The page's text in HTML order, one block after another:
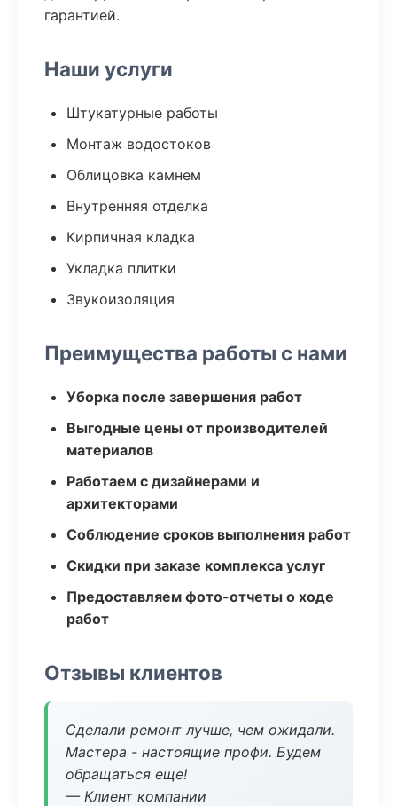
гарантией.
Наши услуги
Штукатурные работы
Монтаж водостоков
Облицовка камнем
Внутренняя отделка
Кирпичная кладка
Укладка плитки
Звукоизоляция
Преимущества работы с нами
Уборка после завершения работ
Выгодные цены от производителей
материалов
Работаем с дизайнерами и
архитекторами
Соблюдение сроков выполнения работ
Скидки при заказе комплекса услуг
Предоставляем фото-отчеты о ходе
работ
Отзывы клиентов
Сделали ремонт лучше, чем ожидали.
Мастера - настоящие профи. Будем
обращаться еще!
— Клиент компании